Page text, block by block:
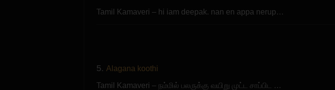
Tamil Kamaveri – hi iam deepak. nan en appa nerup…
5. Alagana koothi
Tamil Kamaveri – நம்மில் பலருக்கு வயிறு முட்ட சாப்பிட …